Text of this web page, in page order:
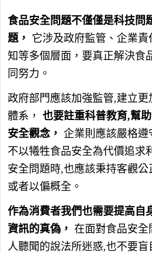
食品安全問題不僅僅是科技問
題， 它涉及政府監管、企業
知等多個層面，要真正解決食
同努力。
政府部門應該加強監管,建立
體系， 也要註重科普教育,幫
安全觀念， 企業則應該嚴格遵
不以犧牲食品安全為代價追求
安全問題時,也應該秉持客觀
或者以偏概全。
作為消費者我們也需要提高自
資訊的真偽， 在面對食品安全
人聽聞的說法所迷惑,也不要